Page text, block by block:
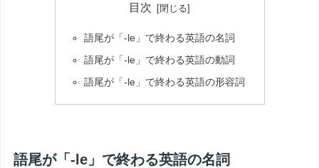
目次
語尾が「-le」で終わる英語の名詞
語尾が「-le」で終わる英語の動詞
語尾が「-le」で終わる英語の形容詞
語尾が「-le」で終わる英語の名詞